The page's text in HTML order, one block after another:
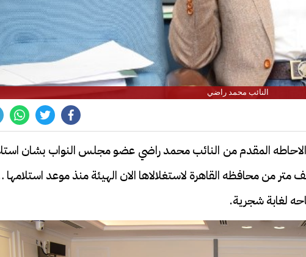
النائب محمد راضي
المقدم من النائب محمد راضي عضو مجلس النواب بشان
الاوقاف ارض سوق روض الفرج 42 الف متر من محافظه القاهرة لاستغلالاها الان الهيئة منذ موعد استلامها